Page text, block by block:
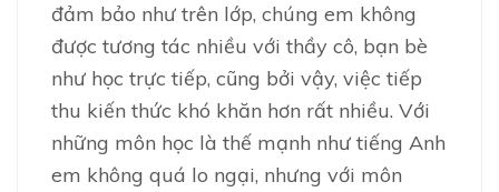
đảm bảo như trên lớp, chúng em không
được tương tác nhiều với thầy cô, bạn bè
như học trực tiếp, cũng bởi vậy, việc tiếp
thu kiến thức khó khăn hơn rất nhiều. Với
những môn học là thế mạnh như tiếng Anh
em không quá lo ngại, nhưng với môn